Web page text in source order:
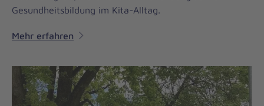
Gesundheitsbildung im Kita-Alltag.
Mehr erfahren